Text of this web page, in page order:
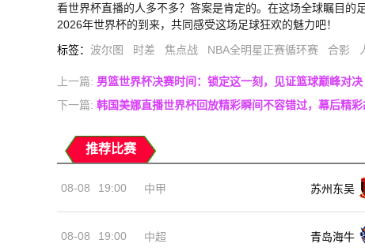
看世界杯直播的人多不多？答案是肯定的。在这场全球瞩目
2026年世界杯的到来，共同感受这场足球狂欢的魅力吧！
标签： 波尔图 时差 焦点战 NBA全明星正赛循环赛 合影
上一篇: 男篮世界杯决赛时间：锁定这一刻，见证篮球巅峰对决
下一篇: 韩国美娜直播世界杯回放精彩瞬间不容错过，幕后精彩
推荐比赛
08-08 19:00 中甲 苏州东吴
08-08 19:00 中超 青岛海牛